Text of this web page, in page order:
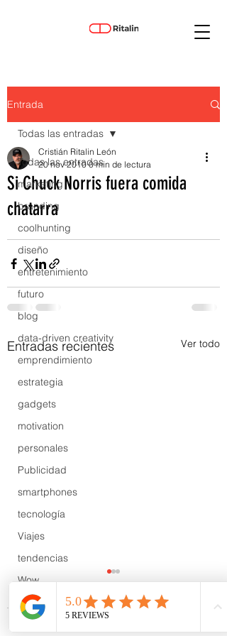
Entrada
Todas las entradas
marketing
branding
coolhunting
diseño
entretenimiento
futuro
blog
data-driven creativity
emprendimiento
estrategia
gadgets
motivation
personales
Publicidad
smartphones
tecnología
Viajes
tendencias
Wow
B2B
Showcase
Todas las entradas
Si Chuck Norris fuera comida
chatarra
Cristián Ritalin León
20 nov 2010 0 min de lectura
Entradas recientes Ver todo